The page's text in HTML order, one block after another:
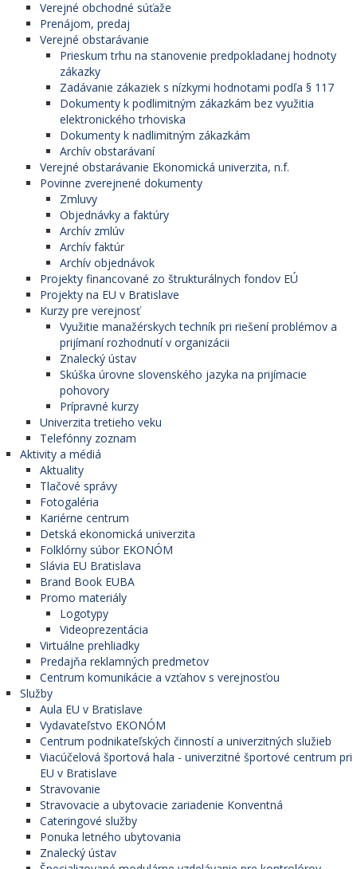
Verejné obchodné súťaže
Prenájom, predaj
Verejné obstarávanie
Prieskum trhu na stanovenie predpokladanej hodnoty
zákazky
Zadávanie zákaziek s nízkymi hodnotami podľa § 117
Dokumenty k podlimitným zákazkám bez využitia
elektronického trhoviska
Dokumenty k nadlimitným zákazkám
Archív obstarávaní
Verejné obstarávanie Ekonomická univerzita, n.f.
Povinne zverejnené dokumenty
Zmluvy
Objednávky a faktúry
Archív zmlúv
Archív faktúr
Archív objednávok
Projekty financované zo štrukturálnych fondov EÚ
Projekty na EU v Bratislave
Kurzy pre verejnosť
Využitie manažérskych techník pri riešení problémov a
prijímaní rozhodnutí v organizácii
Znalecký ústav
Skúška úrovne slovenského jazyka na prijímacie
pohovory
Prípravné kurzy
Univerzita tretieho veku
Telefónny zoznam
Aktivity a médiá
Aktuality
Tlačové správy
Fotogaléria
Kariérne centrum
Detská ekonomická univerzita
Folklórny súbor EKONÓM
Slávia EU Bratislava
Brand Book EUBA
Promo materiály
Logotypy
Videoprezentácia
Virtuálne prehliadky
Predajňa reklamných predmetov
Centrum komunikácie a vzťahov s verejnosťou
Služby
Aula EU v Bratislave
Vydavateľstvo EKONÓM
Centrum podnikateľských činností a univerzitných služieb
Viacúčelová športová hala - univerzitné športové centrum pri
EU v Bratislave
Stravovanie
Stravovacie a ubytovacie zariadenie Konventná
Cateringové služby
Ponuka letného ubytovania
Znalecký ústav